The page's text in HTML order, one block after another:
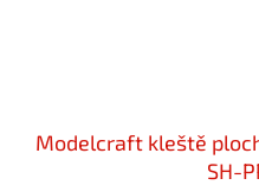
Modelcraft kleště
SH-